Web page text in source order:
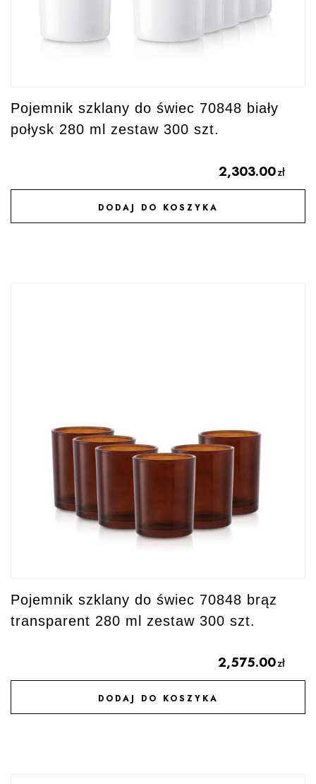
Pojemnik szklany do świec 70848 biały
połysk 280 ml zestaw 300 szt.
2,303.00zł
DODAJ DO KOSZYKA
DODAJ DO ULUBIONYCH
Pojemnik szklany do świec 70848 brąz
transparent 280 ml zestaw 300 szt.
2,575.00zł
DODAJ DO KOSZYKA
DODAJ DO ULUBIONYCH